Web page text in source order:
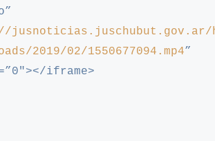
2019/02/1550677094.mp4”
iframe>